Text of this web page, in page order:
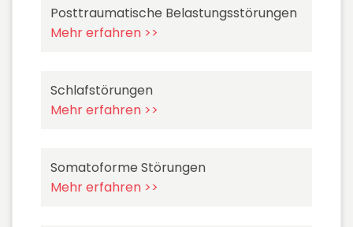
Posttraumatische Belastungsstörungen
Mehr erfahren >>
Schlafstörungen
Mehr erfahren >>
Somatoforme Störungen
Mehr erfahren >>